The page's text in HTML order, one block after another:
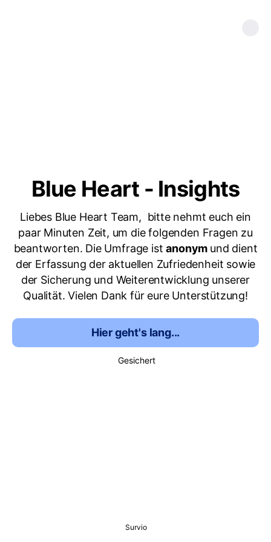
Blue Heart - Insights
Liebes Blue Heart Team, bitte nehmt euch ein
paar Minuten Zeit, um die folgenden Fragen zu
beantworten. Die Umfrage istanonym und dient
der Erfassung der aktuellen Zufriedenheit sowie
der Sicherung und Weiterentwicklung unserer
Qualität. Vielen Dank für eure Unterstützung!
Hier geht's lang...
Gesichert
Survio